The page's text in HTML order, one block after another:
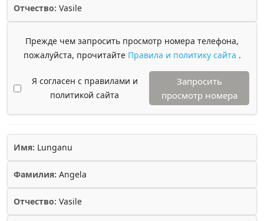
Отчество: Vasile
Прежде чем запросить просмотр номера телефона,
пожалуйста, прочитайте Правила и политику сайта .
Я согласен с правилами и
политикой сайта
Запросить
просмотр номера
Имя: Lunganu
Фамилия: Angela
Отчество: Vasile